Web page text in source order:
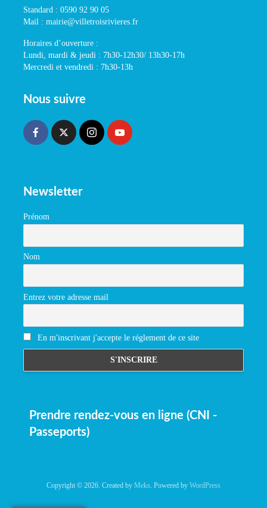
Standard : 0590 92 90 05
Mail : mairie@villetroisrivieres.fr
Horaires d’ouverture :
Lundi, mardi & jeudi : 7h30-12h30/ 13h30-17h
Mercredi et vendredi : 7h30-13h
Nous suivre
Newsletter
Prénom
Nom
Entrez votre adresse mail
En m'inscrivant j'accepte le réglement de ce site
Prendre rendez-vous en ligne (CNI -
Passeports)
Copyright © 2026. Created by Meks . Powered by WordPress